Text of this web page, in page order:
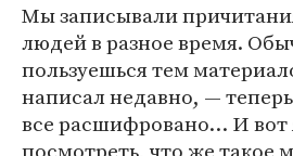
Мы записывали
людей в разное время.
пользуешься тем
написал недавно, —
все расшифровано… И вот